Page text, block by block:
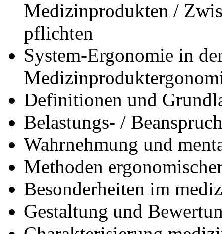
Medizinprodukten /
pflichten
System-Ergonomie in
Definitionen und
Belastungs- /
Wahrnehmung und
Methoden
Besonderheiten im
Gestaltung und